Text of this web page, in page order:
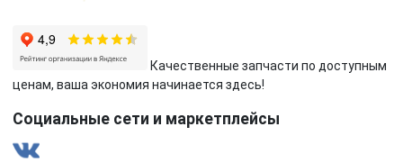
Качественные запчасти по доступным
ценам, ваша экономия начинается здесь!
Социальные сети и маркетплейсы